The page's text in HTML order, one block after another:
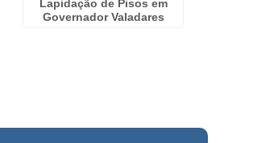
Lapidação de Pisos em
Governador Valadares